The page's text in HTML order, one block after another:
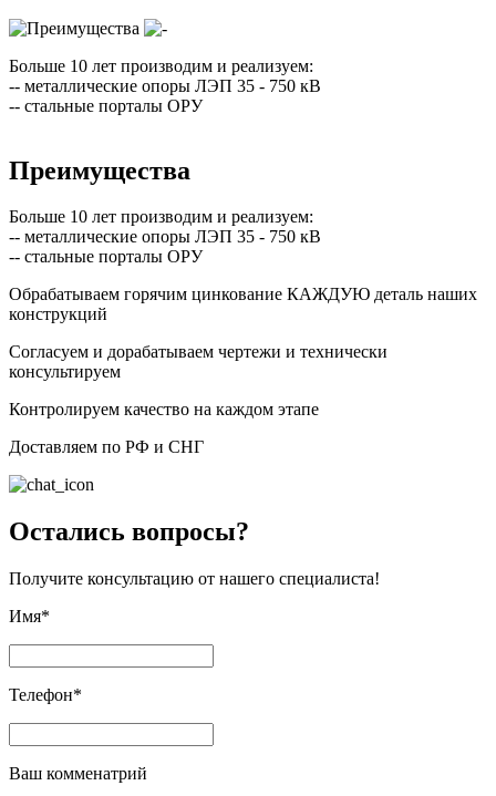
Больше 10 лет производим и реализуем:
-- металлические опоры ЛЭП 35 - 750 кВ
-- стальные порталы ОРУ
Преимущества
Больше 10 лет производим и реализуем:
-- металлические опоры ЛЭП 35 - 750 кВ
-- стальные порталы ОРУ
Обрабатываем горячим цинкование КАЖДУЮ деталь наших
конструкций
Согласуем и дорабатываем чертежи и технически
консультируем
Контролируем качество на каждом этапе
Доставляем по РФ и СНГ
Остались вопросы?
Получите консультацию от нашего специалиста!
Имя*
Телефон*
Ваш комменатрий